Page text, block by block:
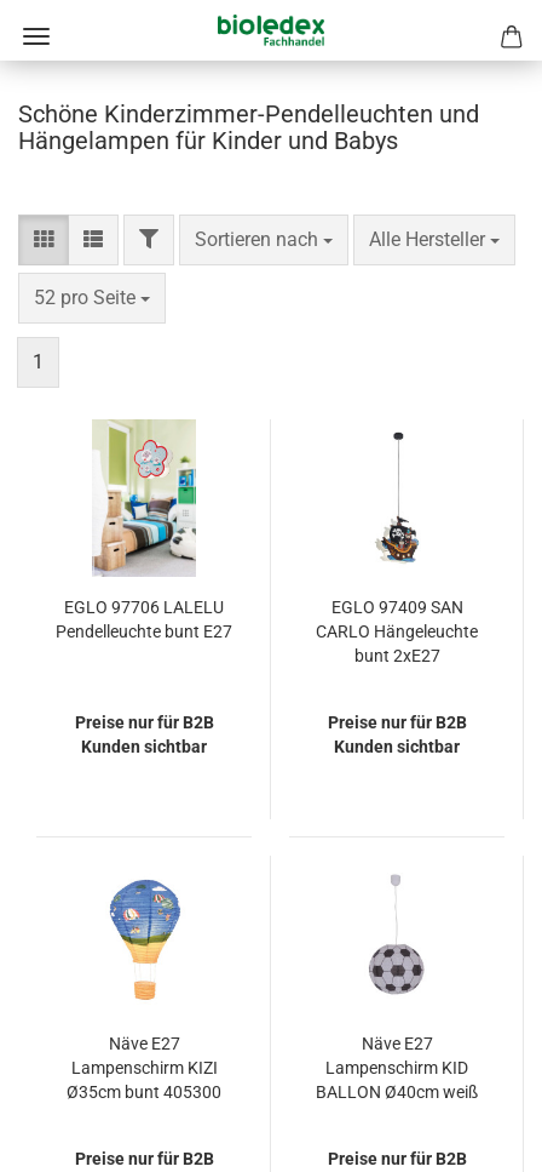
Schöne Kinderzimmer-Pendelleuchten und
Hängelampen für Kinder und Babys
FILTERSortieren nach
Sortieren nach Alle Hersteller
pro Seite
52 pro Seite
pro Seite
1
EGLO 97706 LALELU
Pendelleuchte bunt E27
Preise nur für B2B
Kunden sichtbar
EGLO 97409 SAN
CARLO Hängeleuchte
bunt 2xE27
Preise nur für B2B
Kunden sichtbar
Näve E27
Lampenschirm KIZI
Ø35cm bunt 405300
Preise nur für B2B
Näve E27
Lampenschirm KID
BALLON Ø40cm weiß
Preise nur für B2B